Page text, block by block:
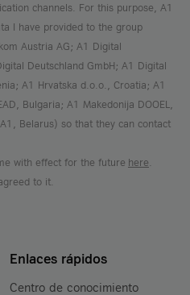
channels. For this purpose, A1
I have provided to the group
Austria AG; A1 Digital
Deutschland GmbH; A1 Digital
A1 Hrvatska d.o.o., Croatia; A1
Bulgaria; A1 Makedonija DOOEL,
Belarus) so that they can contact
with effect for the future here
to it.
Enlaces rápidos
Centro de conocimiento